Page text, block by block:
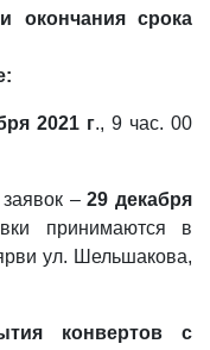
окончания срока
2021 г., 9 час. 00
заявок –29 декабря
принимаются в
ул. Шельшакова,
конвертов с